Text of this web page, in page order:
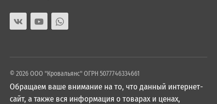
© 2026 ООО "Кровальянс" ОГРН 5077746334661
Обращаем ваше внимание на то, что данный интернет-
сайт, а также вся информация о товарах и ценах,